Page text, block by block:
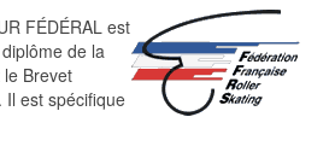
FÉDÉRAL est
de la
Brevet
Il est spécifique